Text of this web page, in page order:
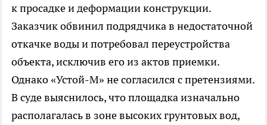
к просадке и деформации конструкции.
Заказчик обвинил подрядчика в недостаточной
откачке воды и потребовал переустройства
объекта, исключив его из актов приемки.
Однако «Устой-М» не согласился с претензиями.
В суде выяснилось, что площадка изначально
располагалась в зоне высоких грунтовых вод,